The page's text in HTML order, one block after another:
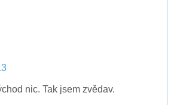
nic. Tak jsem zvědav.